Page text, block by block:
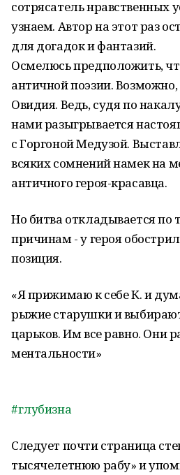
сотрясатель нравственных
узнаем. Автор на этот раз
для догадок и фантазий.
Осмелюсь предположить,
античной поэзии.
Овидия. Ведь, судя по
нами разыгрывается
с Горгоной Медузой.
всяких сомнений намек на
античного героя-красавца.
Но битва откладывается по
причинам - у героя
позиция.
«Я прижимаю к себе К. и
рыжие старушки и
царьков. Им все равно. Они
ментальности»
#глубизна
Следует почти страница
тысячелетнюю рабу» и